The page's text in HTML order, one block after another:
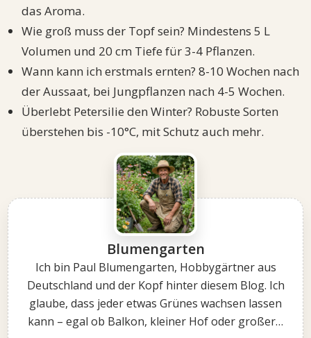
das Aroma.
Wie groß muss der Topf sein? Mindestens 5 L
Volumen und 20 cm Tiefe für 3-4 Pflanzen.
Wann kann ich erstmals ernten? 8-10 Wochen nach
der Aussaat, bei Jungpflanzen nach 4-5 Wochen.
Überlebt Petersilie den Winter? Robuste Sorten
überstehen bis -10°C, mit Schutz auch mehr.
Blumengarten
Ich bin Paul Blumengarten, Hobbygärtner aus
Deutschland und der Kopf hinter diesem Blog. Ich
glaube, dass jeder etwas Grünes wachsen lassen
kann – egal ob Balkon, kleiner Hof oder großer…